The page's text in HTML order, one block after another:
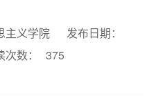
主义学院
发布日期：
数： 375